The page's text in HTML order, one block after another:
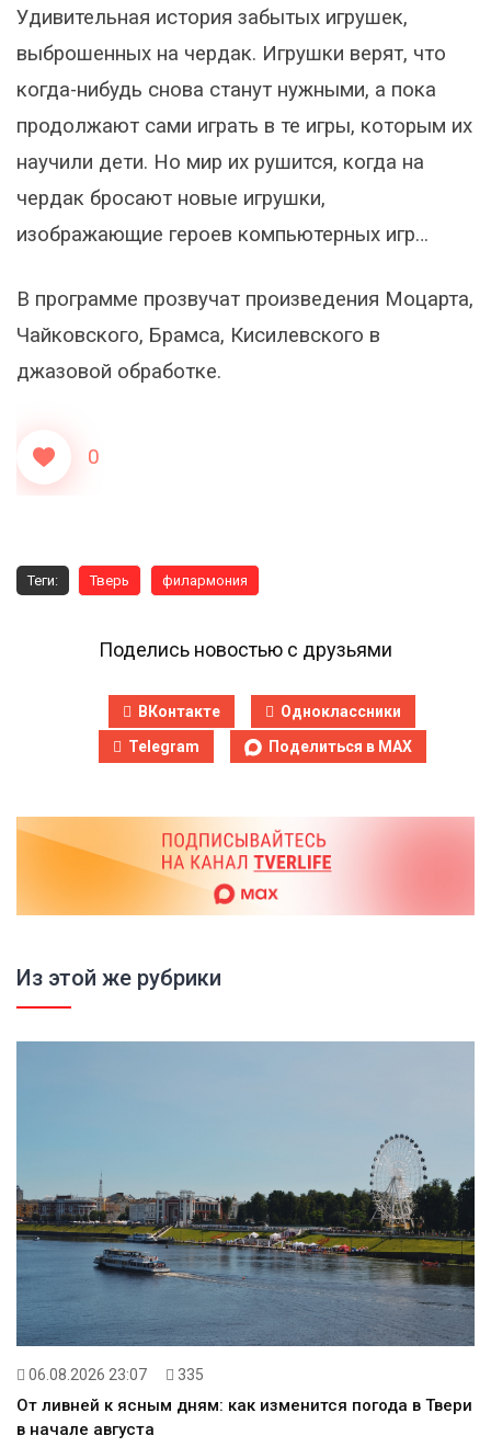
Удивительная история забытых игрушек,
выброшенных на чердак. Игрушки верят, что
когда-нибудь снова станут нужными, а пока
продолжают сами играть в те игры, которым их
научили дети. Но мир их рушится, когда на
чердак бросают новые игрушки,
изображающие героев компьютерных игр…
В программе прозвучат произведения Моцарта,
Чайковского, Брамса, Кисилевского в
джазовой обработке.
0
Теги: Тверь филармония
Поделись новостью с друзьями
ВКонтакте
Одноклассники
Telegram
Поделиться в MAX
Из этой же рубрики
06.08.2026 23:07 335
От ливней к ясным дням: как изменится погода в Твери
в начале августа